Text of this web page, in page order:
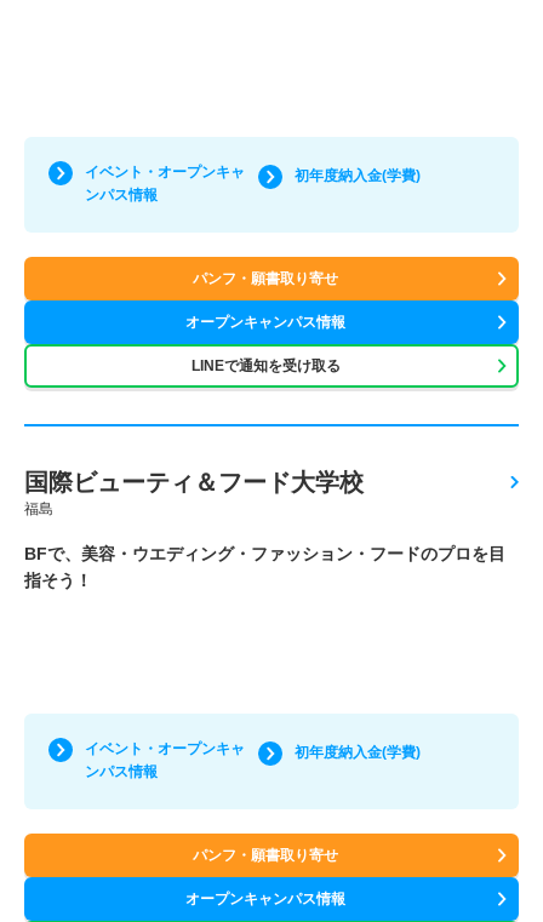
イベント・オープンキャ
ンパス情報
初年度納入金(学費)
パンフ・願書取り寄せ
オープンキャンパス情報
LINEで通知を受け取る
国際ビューティ＆フード大学校
福島
BFで、美容・ウエディング・ファッション・フードのプロを目
指そう！
イベント・オープンキャ
ンパス情報
初年度納入金(学費)
パンフ・願書取り寄せ
オープンキャンパス情報